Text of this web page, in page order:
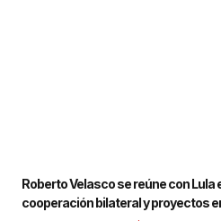
Roberto Velasco se reúne con Lula
cooperación bilateral y proyectos